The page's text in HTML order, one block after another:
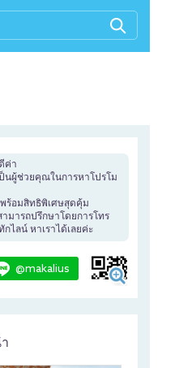
ค่า
ป็นผู้ช่วยคุณในการหาโปรโม
ร้อมสิทธิพิเศษสุดคุ้ม
มารถปรึกษาโดยการโทร
กไลน์ หาเราได้เลยค่ะ
@makalius